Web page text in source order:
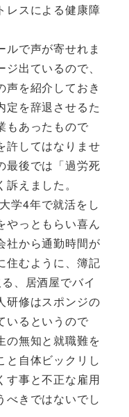
レスによる健康障
ルで声が寄せれま
出ているので、
声を紹介しておき
定を辞退させるた
もあったもので
許してはなりませ
最後では「過労死
えました。
学4年で就活をし
やっともらい喜ん
社から通勤時間が
住むように、簿記
、居酒屋でバイ
研修はスポンジの
いるというので
の無知と就職難を
と自体ビックリし
す事と不正な雇用
べきではないでし